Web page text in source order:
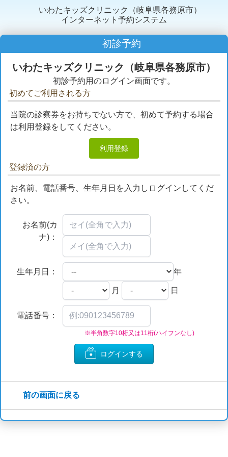
いわたキッズクリニック（岐阜県各務原市）
インターネット予約システム
初診予約
いわたキッズクリニック（岐阜県各務原市）
初診予約用のログイン画面です。
初めてご利用される方
当院の診察券をお持ちでない方で、初めて予約する場合
は利用登録をしてください。
利用登録
登録済の方
お名前、電話番号、生年月日を入力しログインしてくだ
さい。
お名前(カ
ナ)：
生年月日： 年
月 日
電話番号：
※半角数字10桁又は11桁(ハイフンなし)
ログインする
前の画面に戻る